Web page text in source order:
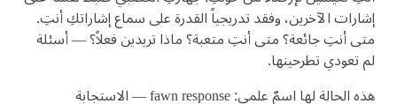
إشارات الآخرين، وفقد تدريجياً القدرة على سماع إشاراتكِ أنتِ.
متى أنتِ جائعة؟ متى أنتِ متعبة؟ ماذا تريدين فعلاً؟ — أسئلة
لم تعودي تطرحينها.
هذه الحالة لها اسمٌ علمي: fawn response — الاستجابة